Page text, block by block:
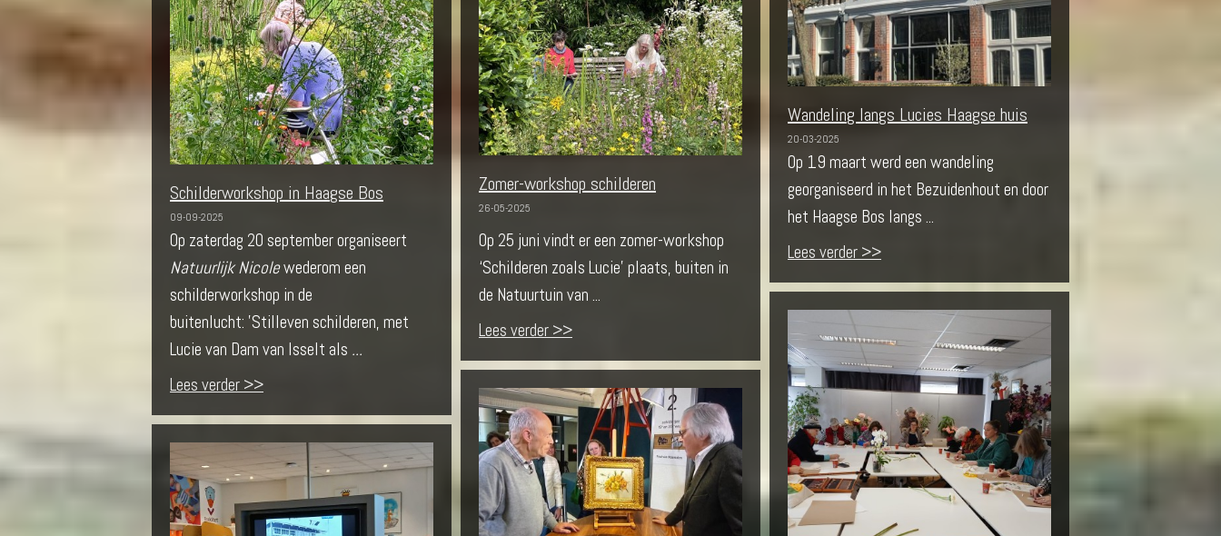
Schilderworkshop in Haagse Bos
09-09-2025
Op zaterdag 20 september organiseert
Natuurlijk Nicolewederom een
schilderworkshop in de
buitenlucht: 'Stilleven schilderen, met
Lucie van Dam van Isselt als ...
Lees verder >>
Zomer-workshop schilderen
26-05-2025
Op 25 juni vindt er een zomer-workshop
‘Schilderen zoals Lucie’ plaats, buiten in
de Natuurtuin van ...
Lees verder >>
Wandeling langs Lucies Haagse huis
20-03-2025
Op 19 maart werd een wandeling
georganiseerd in het Bezuidenhout en door
het Haagse Bos langs ...
Lees verder >>